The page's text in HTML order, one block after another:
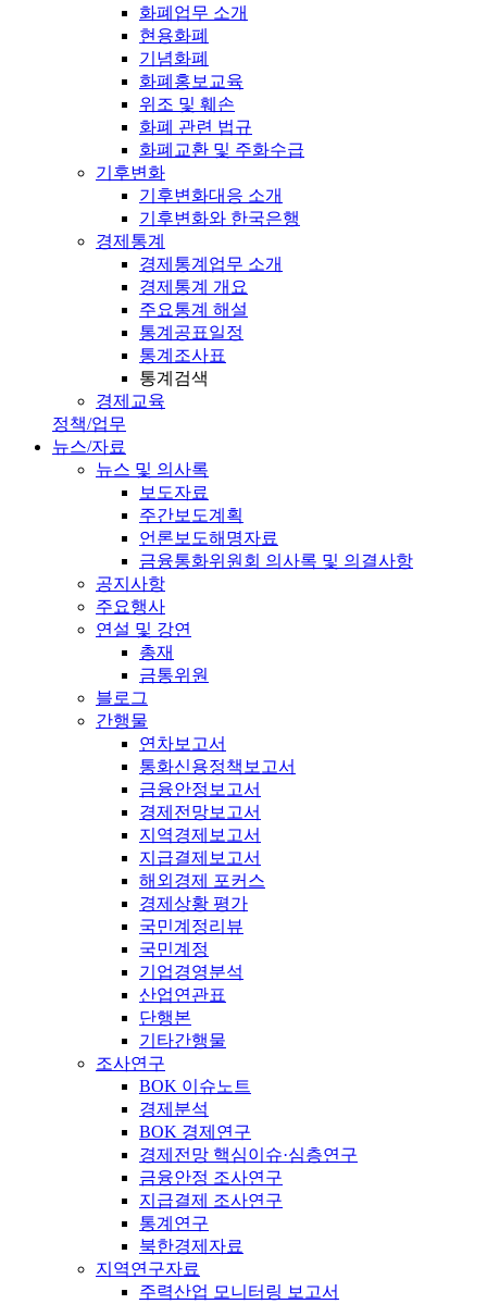
화폐업무 소개
현용화폐
기념화폐
화폐홍보교육
위조 및 훼손
화폐 관련 법규
화폐교환 및 주화수급
기후변화
기후변화대응 소개
기후변화와 한국은행
경제통계
경제통계업무 소개
경제통계 개요
주요통계 해설
통계공표일정
통계조사표
통계검색
경제교육
정책/업무
뉴스/자료
뉴스 및 의사록
보도자료
주간보도계획
언론보도해명자료
금융통화위원회 의사록 및 의결사항
공지사항
주요행사
연설 및 강연
총재
금통위원
블로그
간행물
연차보고서
통화신용정책보고서
금융안정보고서
경제전망보고서
지역경제보고서
지급결제보고서
해외경제 포커스
경제상황 평가
국민계정리뷰
국민계정
기업경영분석
산업연관표
단행본
기타간행물
조사연구
BOK 이슈노트
경제분석
BOK 경제연구
경제전망 핵심이슈·심층연구
금융안정 조사연구
지급결제 조사연구
통계연구
북한경제자료
지역연구자료
주력산업 모니터링 보고서